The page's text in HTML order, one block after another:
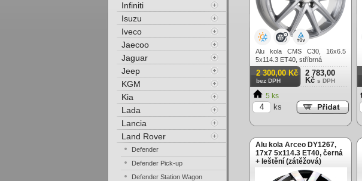
Alu kola CMS C30, 16x6.5
5x114.3 ET40, stříbrná
2 300,00 Kč
bez DPH
2 783,00
Kč s DPH
5 ks
ks
Alu kola Arceo DY1267,
17x7 5x114.3 ET40, černá
+ leštění (zátěžová)
Infiniti
Isuzu
Iveco
Jaecoo
Jaguar
Jeep
KGM
Kia
Lada
Lancia
Land Rover
Defender
Defender Pick-up
Defender Station Wagon